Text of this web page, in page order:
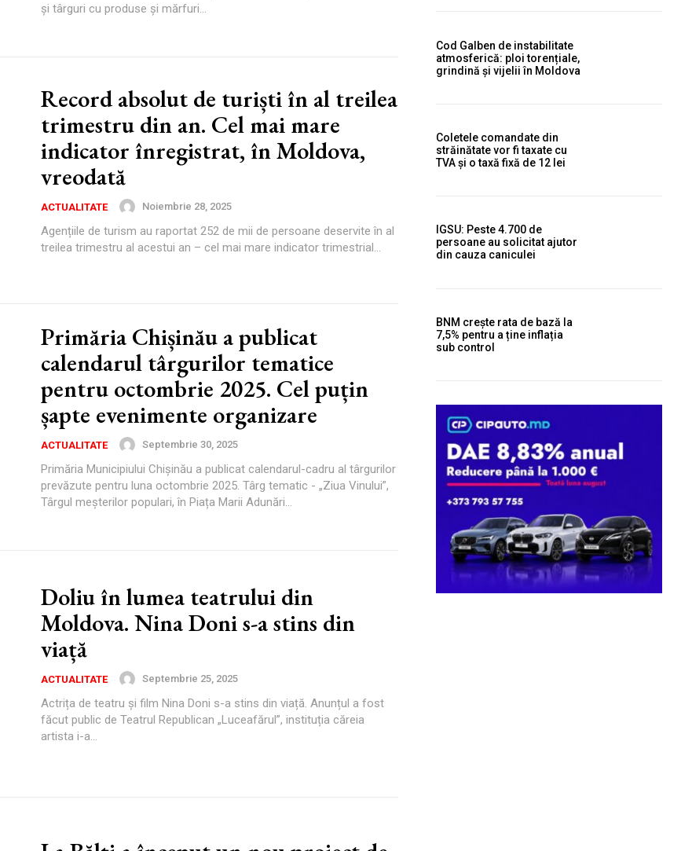
și târguri cu produse și mărfuri...
Record absolut de turiști în al treilea
trimestru din an. Cel mai mare
indicator înregistrat, în Moldova,
vreodată
ACTUALITATE Noiembrie 28, 2025
Agențiile de turism au raportat 252 de mii de persoane deservite în al
treilea trimestru al acestui an – cel mai mare indicator trimestrial...
Primăria Chișinău a publicat
calendarul târgurilor tematice
pentru octombrie 2025. Cel puțin
șapte evenimente organizare
ACTUALITATE Septembrie 30, 2025
Primăria Municipiului Chișinău a publicat calendarul-cadru al târgurilor
prevăzute pentru luna octombrie 2025. Târg tematic - „Ziua Vinului”,
Târgul meșterilor populari, în Piața Marii Adunări...
Doliu în lumea teatrului din
Moldova. Nina Doni s-a stins din
viață
ACTUALITATE Septembrie 25, 2025
Actrița de teatru și film Nina Doni s-a stins din viață. Anunțul a fost
făcut public de Teatrul Republican „Luceafărul”, instituția căreia
artista i-a...
Cod Galben de instabilitate
atmosferică: ploi torențiale,
grindină și vijelii în Moldova
Coletele comandate din
străinătate vor fi taxate cu
TVA și o taxă fixă de 12 lei
IGSU: Peste 4.700 de
persoane au solicitat ajutor
din cauza caniculei
BNM crește rata de bază la
7,5% pentru a ține inflația
sub control